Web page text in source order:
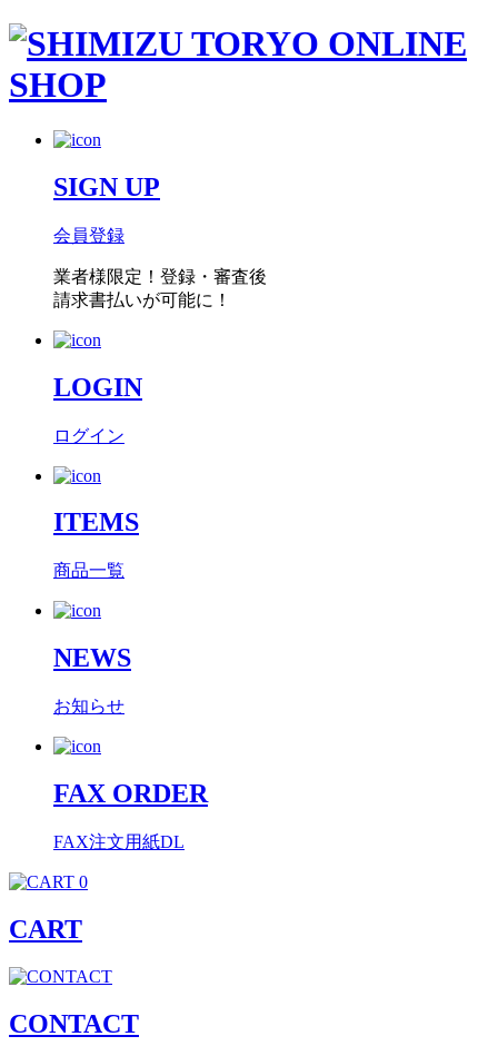
SIGN UP
会員登録
業者様限定！ 登録・審査後
請求書払いが可能に！
LOGIN
ログイン
ITEMS
商品一覧
NEWS
お知らせ
FAX ORDER
FAX注文用紙DL
0
CART
CONTACT